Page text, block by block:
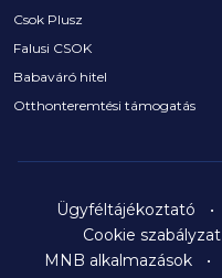
Csok Plusz
Falusi CSOK
Babaváró hitel
Otthonteremtési támogatás
Ügyféltájékoztató
Cookie szabályzat
MNB alkalmazások